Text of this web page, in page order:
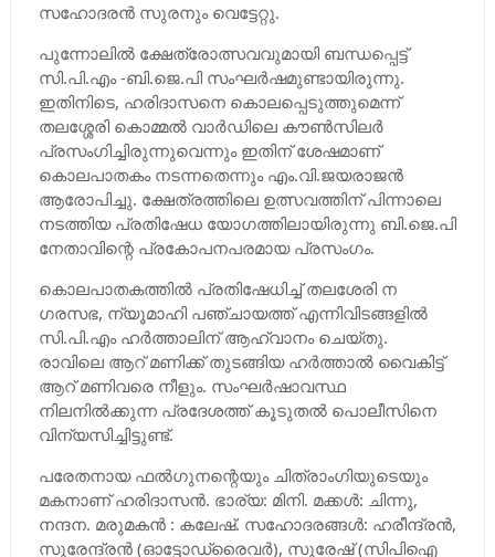
സഹോദരന്‍ സുരനും വെട്ടേറ്റു.
പുന്നോലില്‍ ക്ഷേത്രോത്സവവുമായി ബന്ധപ്പെട്ട്
സി.പി.എം -ബ‌ി.ജെ.പി സംഘര്‍ഷമുണ്ടായിരുന്നു.
ഇതിനിടെ, ഹരിദാസനെ കൊലപ്പെടുത്തുമെന്ന്
തലശ്ശേരി കൊമ്മല്‍ വാര്‍ഡിലെ കൗണ്‍സിലര്‍
പ്രസംഗിച്ചിരുന്നുവെന്നും ഇതിന് ശേഷമാണ്
കൊലപാതകം നടന്നതെന്നും എം.വി.ജയരാജന്‍
ആരോപിച്ചു. ക്ഷേത്രത്തിലെ ഉത്സവത്തിന് പിന്നാലെ
നടത്തിയ പ്രതിഷേധ യോഗത്തിലായിരുന്നു ബി.ജെ.പി
നേതാവിന്റെ പ്രകോപനപരമായ പ്രസംഗം.
കൊലപാതകത്തില്‍ പ്രതിഷേധിച്ച്‌ തലശേരി ന​
ഗരസഭ, ന്യൂമാഹി പഞ്ചായത്ത് എന്നിവിടങ്ങളില്‍
സി.പി.എം ഹര്‍ത്താലിന് ആഹ്വാനം ചെയ്തു.
രാവിലെ ആറ് മണിക്ക് തുടങ്ങിയ ഹര്‍ത്താല്‍ വൈകിട്ട്
ആറ് മണിവരെ നീളും. സംഘര്‍ഷാവസ്ഥ
നിലനില്‍ക്കുന്ന പ്രദേശത്ത് കൂടുതല്‍ പൊലീസിനെ
വിന്യസിച്ചിട്ടുണ്ട്.
പരേതനായ ഫല്‍ഗുനന്റെയും ചിത്രാംഗിയുടെയും
മകനാണ്‌ ഹരിദാസന്‍. ഭാര്യ: മിനി. മക്കള്‍: ചിന്നു,
നന്ദന. മരുമകന്‍ : കലേഷ്‌. സഹോദരങ്ങള്‍: ഹരീന്ദ്രന്‍,
സുരേന്ദ്രന്‍ (ഓട്ടോഡ്രൈവര്‍), സുരേഷ്‌ (സിപിഐ